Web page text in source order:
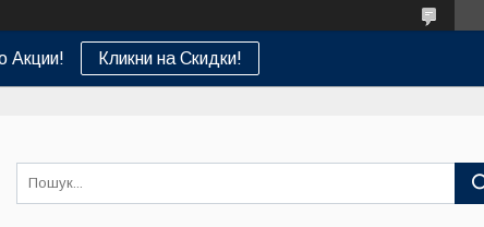
Акции! Кликни на Скидки!